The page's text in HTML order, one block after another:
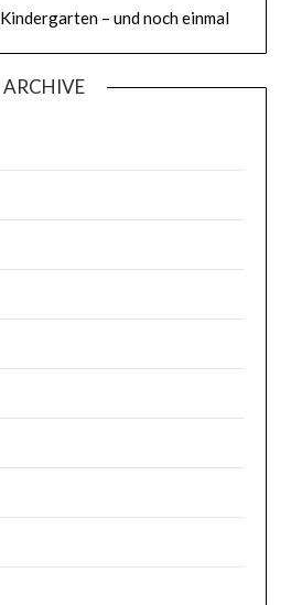
Kindergarten – und noch einmal
ARCHIVE